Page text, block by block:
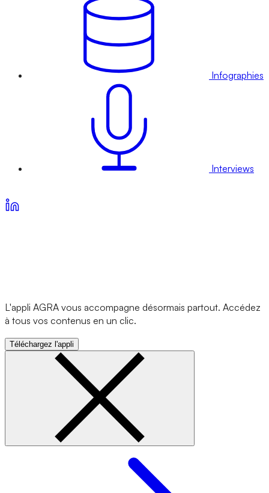
Infographies
Interviews
L'appli AGRA vous accompagne désormais partout. Accédez
à tous vos contenus en un clic.
Téléchargez l'appli